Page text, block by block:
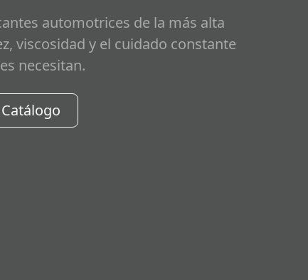
automotrices de la más alta
viscosidad y el cuidado constante
necesitan.